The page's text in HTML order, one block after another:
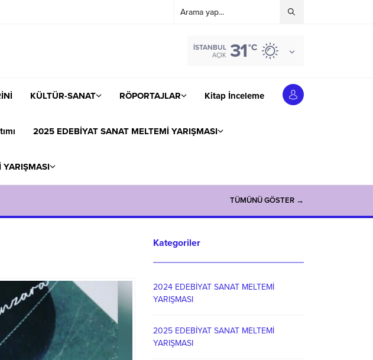
İSTANBUL
AÇIK 31°C
KÜLTÜR-SANAT RÖPORTAJLAR Kitap İnceleme
2025 EDEBİYAT SANAT MELTEMİ YARIŞMASI
YARIŞMASI
TÜMÜNÜ GÖSTER →
Kategoriler
2024 EDEBİYAT SANAT MELTEMİ
YARIŞMASI
2025 EDEBİYAT SANAT MELTEMİ
YARIŞMASI